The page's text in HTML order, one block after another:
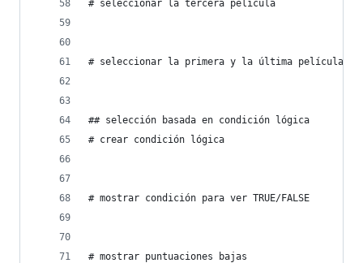
# seleccionar la tercera película
# seleccionar la primera y la última película
## selección basada en condición lógica
# crear condición lógica
# mostrar condición para ver TRUE/FALSE
# mostrar puntuaciones bajas